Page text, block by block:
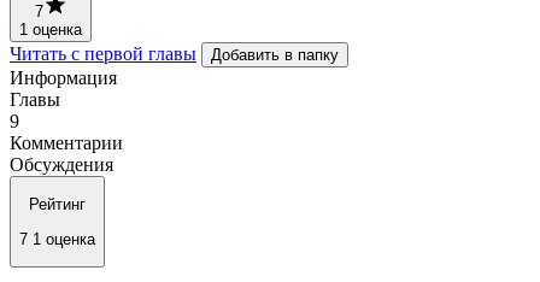
7
1 оценка
Читать с первой главы Добавить в папку
Информация
Главы
9
Комментарии
Обсуждения
Рейтинг
7 1 оценка